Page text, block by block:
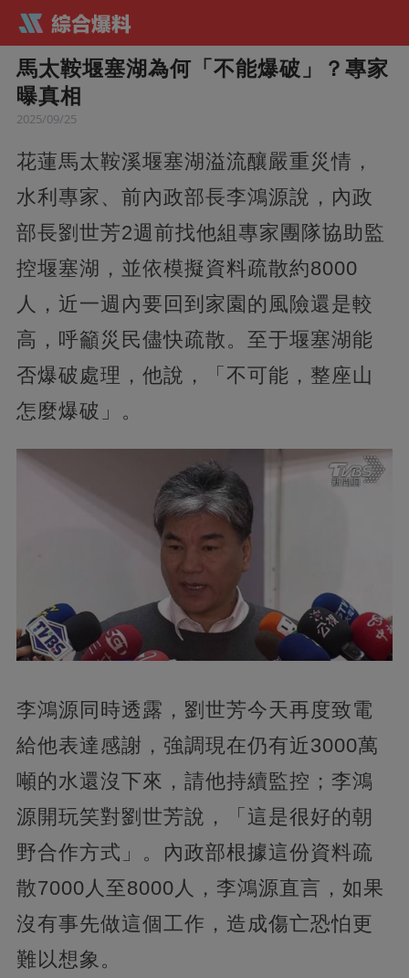
馬太鞍堰塞湖為何「不能爆破」？專家
曝真相
2025/09/25
花蓮馬太鞍溪堰塞湖溢流釀嚴重災情，
水利專家、前內政部長李鴻源說，內政
部長劉世芳2週前找他組專家團隊協助監
控堰塞湖，並依模擬資料疏散約8000
人，近一週內要回到家園的風險還是較
高，呼籲災民儘快疏散。至于堰塞湖能
否爆破處理，他說，「不可能，整座山
怎麼爆破」。
李鴻源同時透露，劉世芳今天再度致電
給他表達感謝，強調現在仍有近3000萬
噸的水還沒下來，請他持續監控；李鴻
源開玩笑對劉世芳說，「這是很好的朝
野合作方式」。內政部根據這份資料疏
散7000人至8000人，李鴻源直言，如果
沒有事先做這個工作，造成傷亡恐怕更
難以想象。